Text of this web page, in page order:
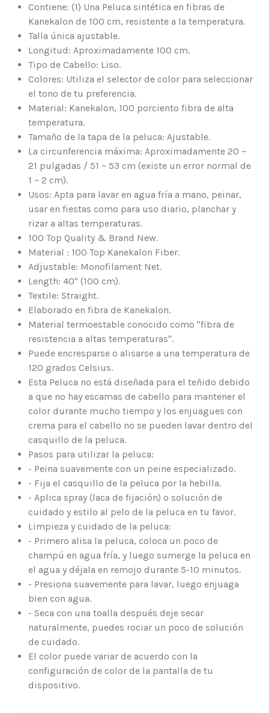
Contiene: (1) Una Peluca sintética en fibras de
Kanekalon de 100 cm, resistente a la temperatura.
Talla única ajustable.
Longitud: Aproximadamente 100 cm.
Tipo de Cabello: Liso.
Colores: Utiliza el selector de color para seleccionar
el tono de tu preferencia.
Material: Kanekalon, 100 porciento fibra de alta
temperatura.
Tamaño de la tapa de la peluca: Ajustable.
La circunferencia máxima: Aproximadamente 20 ~
21 pulgadas / 51 ~ 53 cm (existe un error normal de
1 ~ 2 cm).
Usos: Apta para lavar en agua fría a mano, peinar,
usar en fiestas como para uso diario, planchar y
rizar a altas temperaturas.
100 Top Quality & Brand New.
Material : 100 Top Kanekalon Fiber.
Adjustable: Monofilament Net.
Length: 40" (100 cm).
Textile: Straight.
Elaborado en fibra de Kanekalon.
Material termoestable conocido como "fibra de
resistencia a altas temperaturas".
Puede encresparse o alisarse a una temperatura de
120 grados Celsius.
Esta Peluca no está diseñada para el teñido debido
a que no hay escamas de cabello para mantener el
color durante mucho tiempo y los enjuagues con
crema para el cabello no se pueden lavar dentro del
casquillo de la peluca.
Pasos para utilizar la peluca:
- Peina suavemente con un peine especializado.
- Fija el casquillo de la peluca por la hebilla.
- Aplica spray (laca de fijación) o solución de
cuidado y estilo al pelo de la peluca en tu favor.
Limpieza y cuidado de la peluca:
- Primero alisa la peluca, coloca un poco de
champú en agua fría, y luego sumerge la peluca en
el agua y déjala en remojo durante 5-10 minutos.
- Presiona suavemente para lavar, luego enjuaga
bien con agua.
- Seca con una toalla después deje secar
naturalmente, puedes rociar un poco de solución
de cuidado.
El color puede variar de acuerdo con la
configuración de color de la pantalla de tu
dispositivo.